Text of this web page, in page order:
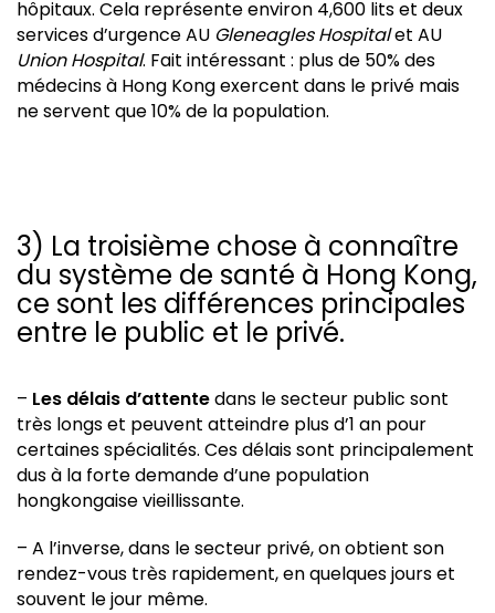
hôpitaux. Cela représente environ 4,600 lits et deux
services d’urgence AU Gleneagles Hospitalet AU
Union Hospital. Fait intéressant : plus de 50% des
médecins à Hong Kong exercent dans le privé mais
ne servent que 10% de la population.
3) La troisième chose à connaître
du système de santé à Hong Kong,
ce sont les différences principales
entre le public et le privé.
– Les délais d’attentedans le secteur public sont
très longs et peuvent atteindre plus d’1 an pour
certaines spécialités. Ces délais sont principalement
dus à la forte demande d’une population
hongkongaise vieillissante.
– A l’inverse, dans le secteur privé, on obtient son
rendez-vous très rapidement, en quelques jours et
souvent le jour même.